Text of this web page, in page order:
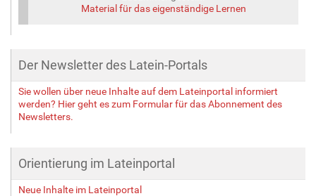
Material für das eigenständige Lernen
Der Newsletter des Latein-Portals
Sie wollen über neue Inhalte auf dem Lateinportal informiert
werden? Hier geht es zum Formular für das Abonnement des
Newsletters.
Orientierung im Lateinportal
Neue Inhalte im Lateinportal